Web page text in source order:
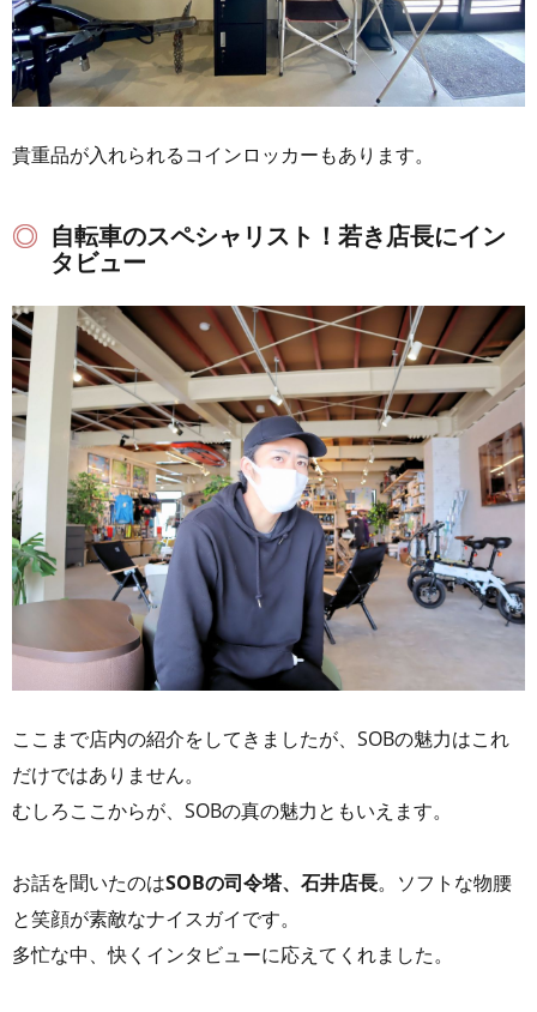
貴重品が入れられるコインロッカーもあります。
自転車のスペシャリスト！若き店長にイン
タビュー
ここまで店内の紹介をしてきましたが、SOBの魅力はこれ
だけではありません。
むしろここからが、SOBの真の魅力ともいえます。
お話を聞いたのはSOBの司令塔、石井店長。ソフトな物腰
と笑顔が素敵なナイスガイです。
多忙な中、快くインタビューに応えてくれました。